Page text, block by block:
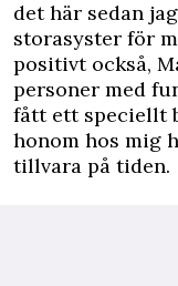
det här sedan
storasyster för
positivt också,
personer med
fått ett speciellt
honom hos mig
tillvara på tiden.